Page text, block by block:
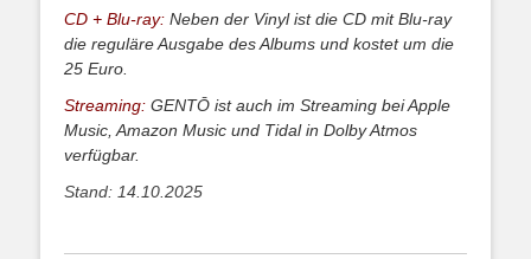
CD + Blu-ray: Neben der Vinyl ist die CD mit Blu-ray
die reguläre Ausgabe des Albums und kostet um die
25 Euro.
Streaming: GENTŌ ist auch im Streaming bei Apple
Music, Amazon Music und Tidal in Dolby Atmos
verfügbar.
Stand: 14.10.2025